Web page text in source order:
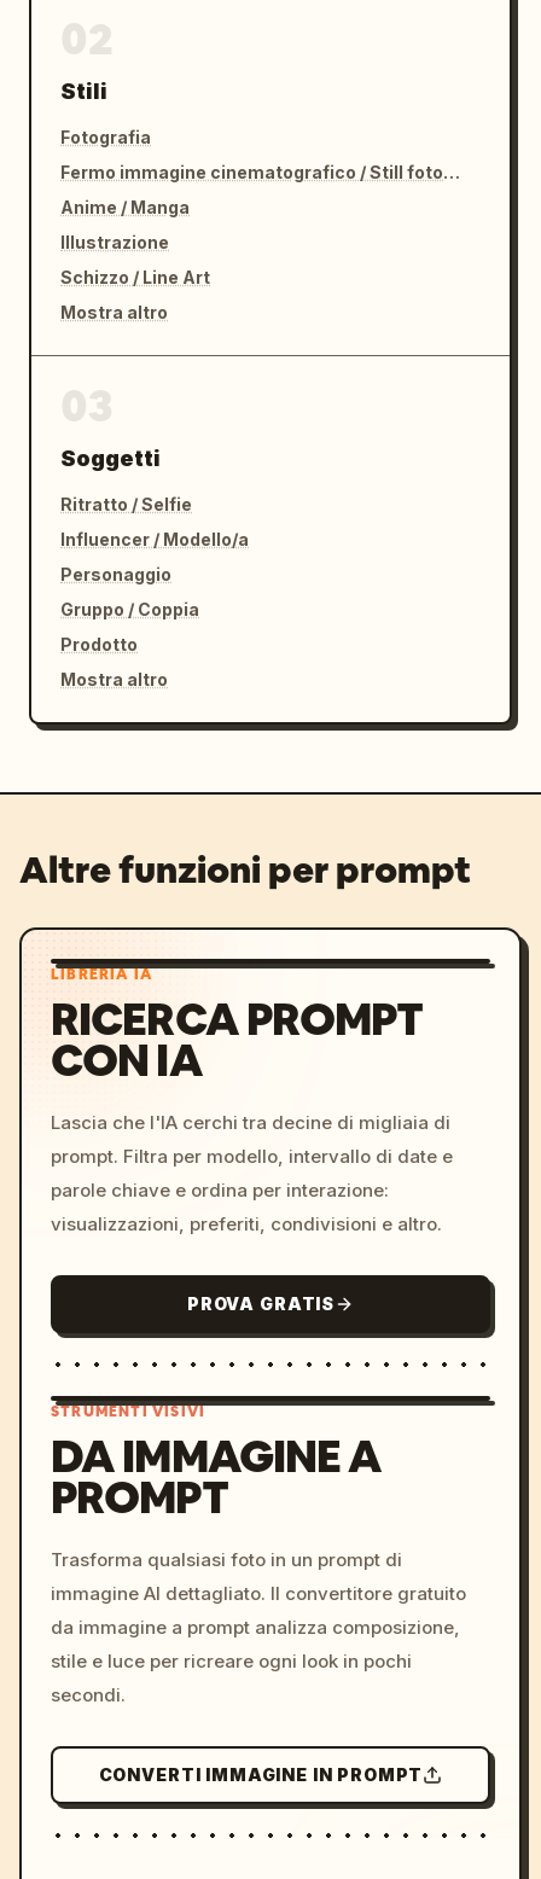
Stili
Fotografia
Fermo immagine cinematografico / Still fotografico
Anime / Manga
Illustrazione
Schizzo / Line Art
Mostra altro
Soggetti
Ritratto / Selfie
Influencer / Modello/a
Personaggio
Gruppo / Coppia
Prodotto
Mostra altro
Altre funzioni per prompt
LIBRERIA IA
RICERCA PROMPT
CON IA
Lascia che l'IA cerchi tra decine di migliaia di
prompt. Filtra per modello, intervallo di date e
parole chiave e ordina per interazione:
visualizzazioni, preferiti, condivisioni e altro.
PROVA GRATIS
colors, 8k --v 6.0
STRUMENTI VISIVI
DA IMMAGINE A
PROMPT
Trasforma qualsiasi foto in un prompt di
immagine AI dettagliato. Il convertitore gratuito
da immagine a prompt analizza composizione,
stile e luce per ricreare ogni look in pochi
secondi.
CONVERTI IMMAGINE IN PROMPT